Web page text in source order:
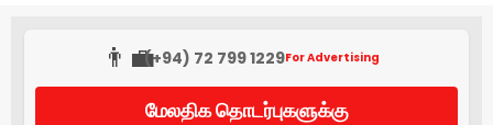
👨‍💼(+94) 72 799 1229For Advertising
மேலதிக தொடர்புகளுக்கு